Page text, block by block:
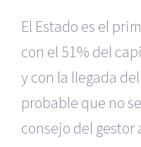
El Estado es el
con el 51% del
y con la llegada
probable que no
consejo del